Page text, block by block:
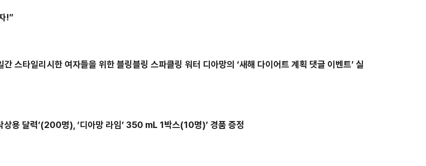
!”
간 스타일리시한 여자들을 위한 블링블링 스파클링 워터 디아망의 ‘새해 다이어트 계획 댓글 이벤트’ 실
상용 달력’(200명), ‘디아망 라임’ 350 mL 1박스(10명)’ 경품 증정